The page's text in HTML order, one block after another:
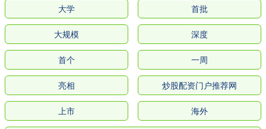
大学 首批
大规模 深度
首个 一周
亮相 炒股配资门户推荐网
上市 海外